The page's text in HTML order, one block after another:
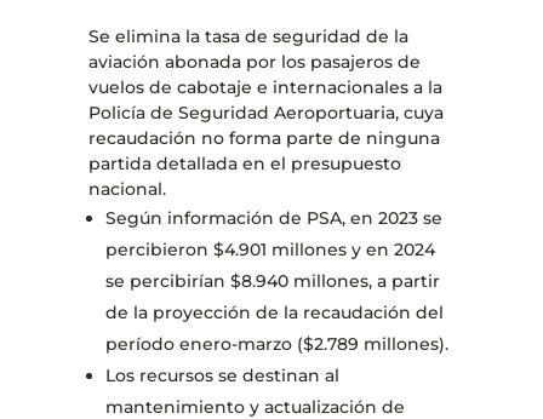
Se elimina la tasa de seguridad de la
aviación abonada por los pasajeros de
vuelos de cabotaje e internacionales a la
Policía de Seguridad Aeroportuaria, cuya
recaudación no forma parte de ninguna
partida detallada en el presupuesto
nacional.
Según información de PSA, en 2023 se
percibieron $4.901 millones y en 2024
se percibirían $8.940 millones, a partir
de la proyección de la recaudación del
período enero-marzo ($2.789 millones).
Los recursos se destinan al
mantenimiento y actualización de